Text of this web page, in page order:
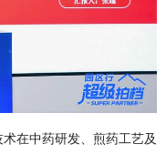
在中药研发、煎药工艺及